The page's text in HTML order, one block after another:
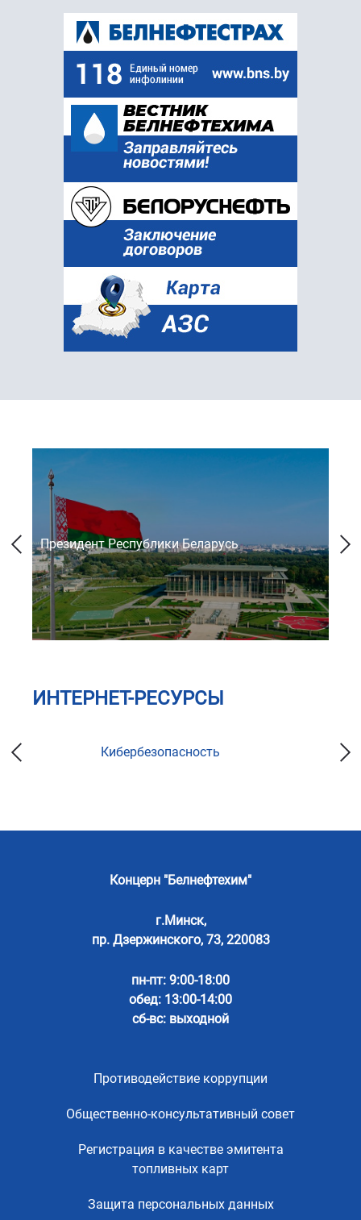
Президент Республики Беларусь
ИНТЕРНЕТ-РЕСУРСЫ
Кибербезопасность
Концерн "Белнефтехим"
г.Минск,
пр. Дзержинского, 73, 220083
пн-пт: 9:00-18:00
обед: 13:00-14:00
сб-вс: выходной
Противодействие коррупции
Общественно-консультативный совет
Регистрация в качестве эмитента
топливных карт
Защита персональных данных